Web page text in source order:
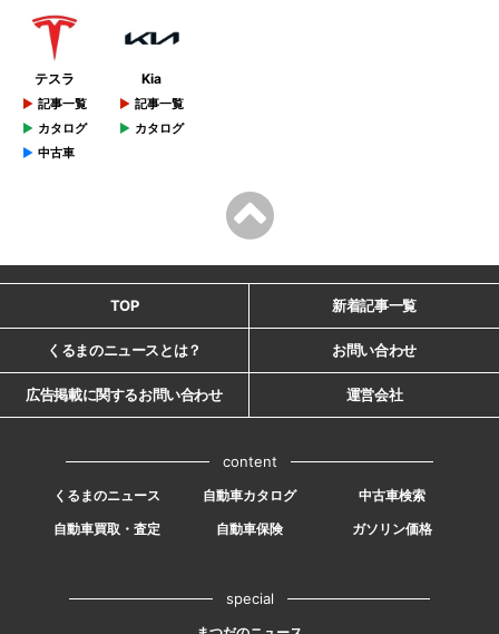
テスラ
記事一覧
カタログ
中古車
Kia
記事一覧
カタログ
TOP 新着記事一覧
くるまのニュースとは？ お問い合わせ
広告掲載に関するお問い合わせ 運営会社
content
くるまのニュース 自動車カタログ
中古車検索
自動車買取・査定
自動車保険 ガソリン価格
special